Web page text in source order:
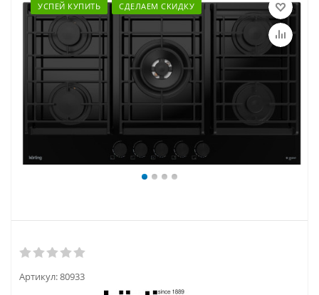
УСПЕЙ КУПИТЬ СДЕЛАЕМ СКИДКУ
Артикул:80933